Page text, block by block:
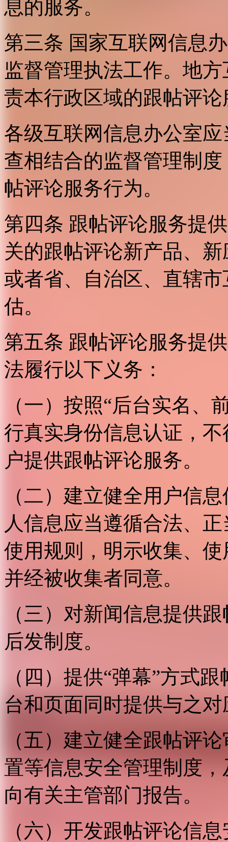
息的服务。
第三条 国家互联网信息
监督管理执法工作。地
责本行政区域的跟帖评
各级互联网信息办公室
查相结合的监督管理制
帖评论服务行为。
第四条 跟帖评论服务提
关的跟帖评论新产品、
或者省、自治区、直辖
估。
第五条 跟帖评论服务提
法履行以下义务：
（一）按照“后台实名、
行真实身份信息认证，
户提供跟帖评论服务。
（二）建立健全用户信
人信息应当遵循合法、
使用规则，明示收集、
并经被收集者同意。
（三）对新闻信息提供
后发制度。
（四）提供“弹幕”方式
台和页面同时提供与之
（五）建立健全跟帖评
置等信息安全管理制度
向有关主管部门报告。
（六）开发跟帖评论信